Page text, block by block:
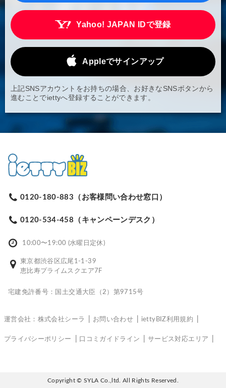
Yahoo! JAPAN IDで登録
Appleでサインアップ
上記SNSアカウントをお持ちの場合、お好きなSNSボタンから
進むことでiettyへ登録することができます。
0120-180-883（お客様問い合わせ窓口）
0120-534-458（キャンペーンデスク）
10:00〜19:00 (水曜日定休)
東京都渋谷区広尾1-1-39
恵比寿プライムスクエア7F
宅建免許番号：国土交通大臣（2）第9715号
運営会社：株式会社シーラ お問い合わせ iettyBIZ利用規約
プライバシーポリシー 口コミガイドライン サービス対応エリア
Copyright © SYLA Co.,ltd. All Rights Reserved.